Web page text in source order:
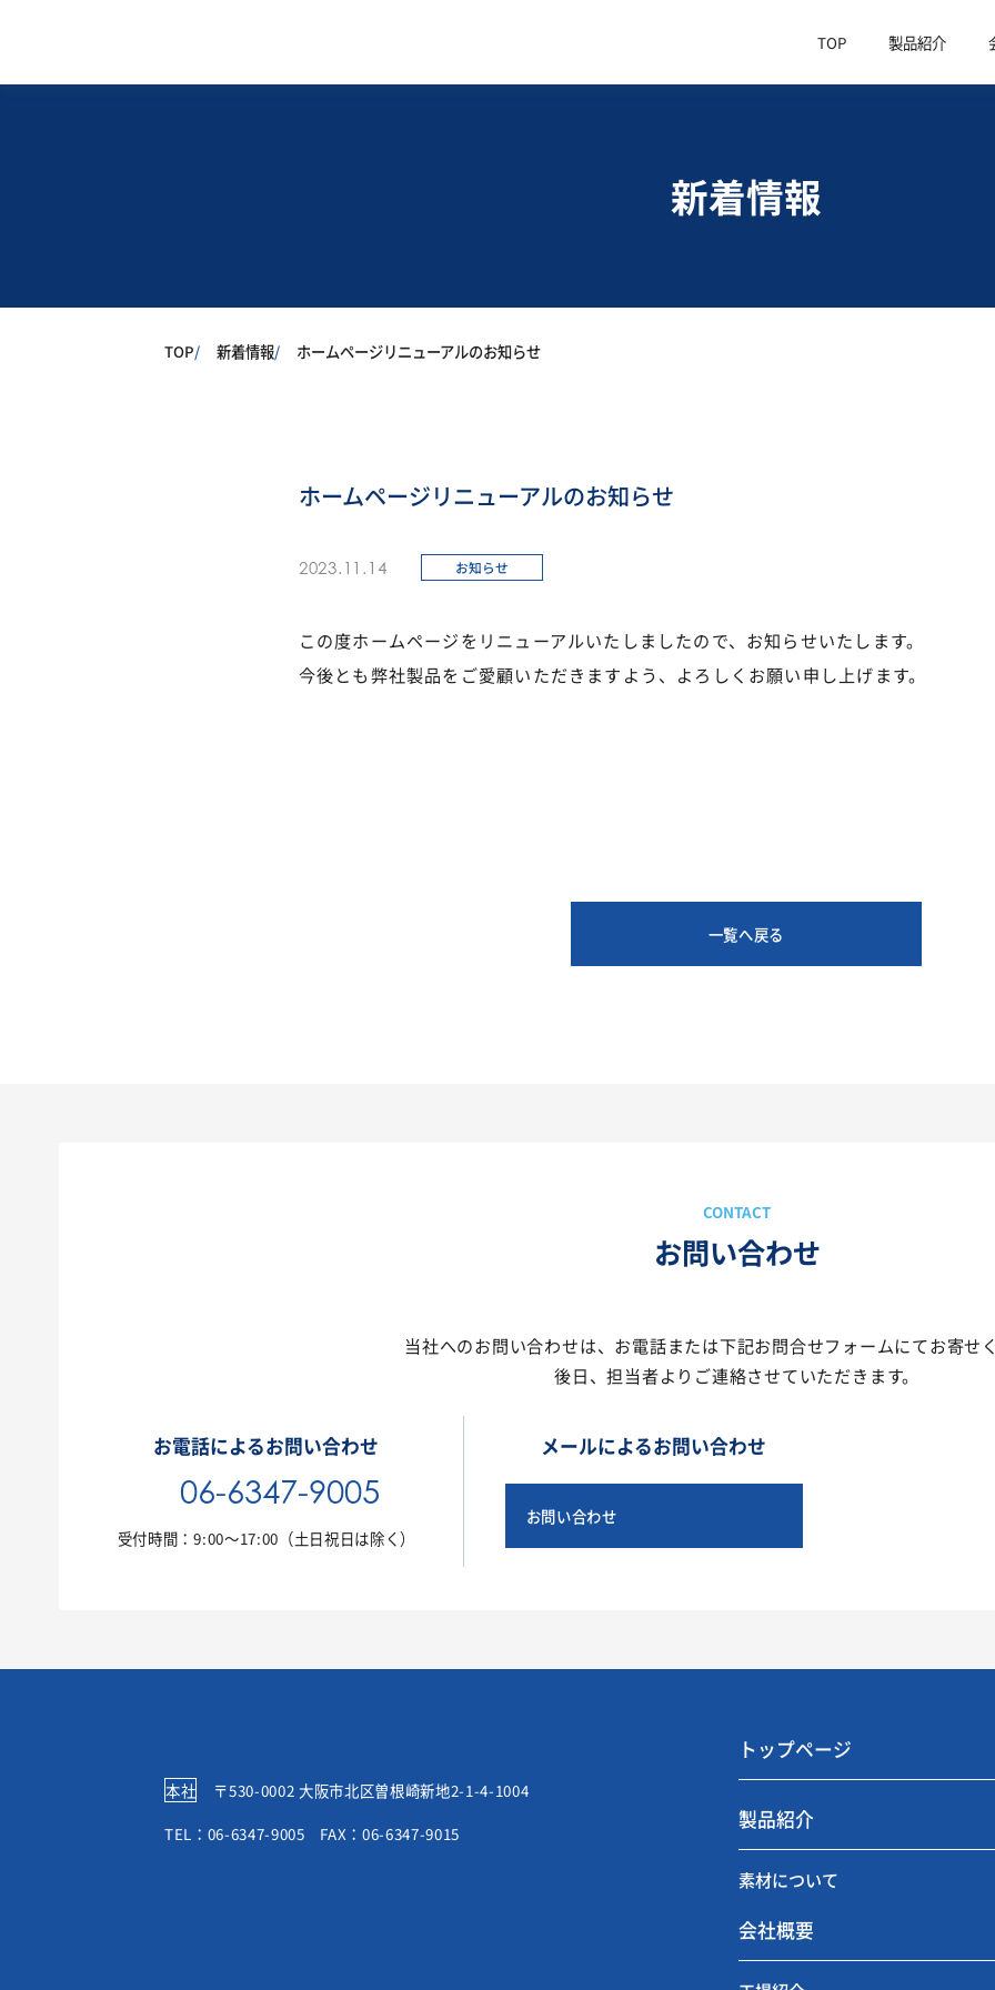
TOP 製品紹介
新着情報
TOP 新着情報 ホームページリニューアルのお知らせ
ホームページリニューアルのお知らせ
2023.11.14 お知らせ
この度ホームページをリニューアルいたしましたので、お知らせいたします。
今後とも弊社製品をご愛顧いただきますよう、よろしくお願い申し上げます。
一覧へ戻る
お問い合わせ
当社へのお問い合わせは、 お電話または下記お問合せフォームにてお寄せ
後日、担当者より ご連絡させていただきます。
お電話によるお問い合わせ
06-6347-9005
受付時間：9:00〜17:00 （土日祝日は除く）
メールによるお問い合わせ
お問い合わせ
本社
〒530-0002 大阪市北区曽根崎新地2-1-4-1004
TEL：06-6347-9005 FAX：06-6347-9015
トップページ
製品紹介
素材について
会社概要